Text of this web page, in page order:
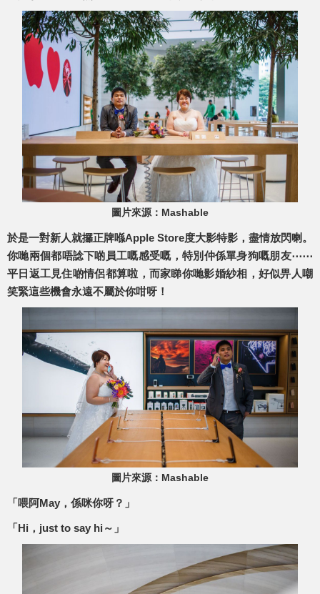
圖片來源：Mashable
於是一對新人就攞正牌喺Apple Store度大影特影，盡情放閃喇。
你哋兩個都唔諗下啲員工嘅感受嘅，特別仲係單身狗嘅朋友⋯⋯
平日返工見住啲情侶都算啦，而家睇你哋影婚紗相，好似畀人嘲
笑緊這些機會永遠不屬於你咁呀！
圖片來源：Mashable
「喂阿May，係咪你呀？」
「Hi，just to say hi～」